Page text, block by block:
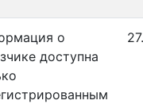
о
доступна